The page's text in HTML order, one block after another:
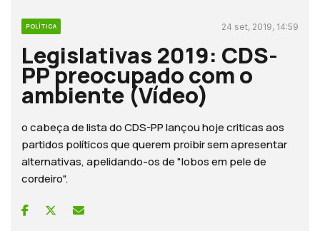
POLÍTICA 24 set, 2019, 14:59
Legislativas 2019: CDS-
PP preocupado com o
ambiente (Vídeo)
o cabeça de lista do CDS-PP lançou hoje criticas aos
partidos políticos que querem proibir sem apresentar
alternativas, apelidando-os de "lobos em pele de
cordeiro".